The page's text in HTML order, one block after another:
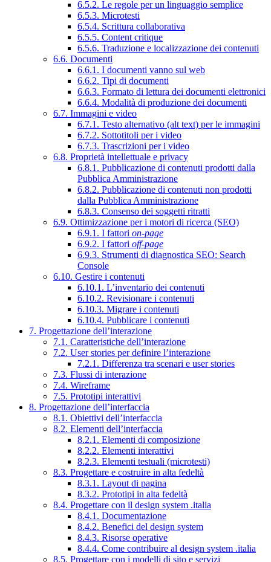
6.5.2. Le regole per un linguaggio semplice
6.5.3. Microtesti
6.5.4. Scrittura collaborativa
6.5.5. Content critique
6.5.6. Traduzione e localizzazione dei contenuti
6.6. Documenti
6.6.1. I documenti vanno sul web
6.6.2. Tipi di documenti
6.6.3. Formato di lettura dei documenti elettronici
6.6.4. Modalità di produzione dei documenti
6.7. Immagini e video
6.7.1. Testo alternativo (alt text) per le immagini
6.7.2. Sottotitoli per i video
6.7.3. Trascrizioni per i video
6.8. Proprietà intellettuale e privacy
6.8.1. Pubblicazione di contenuti prodotti dalla
Pubblica Amministrazione
6.8.2. Pubblicazione di contenuti non prodotti
dalla Pubblica Amministrazione
6.8.3. Consenso dei soggetti ritratti
6.9. Ottimizzazione per i motori di ricerca (SEO)
6.9.1. I fattori on-page
6.9.2. I fattori off-page
6.9.3. Strumenti di diagnostica SEO: Search
Console
6.10. Gestire i contenuti
6.10.1. L’inventario dei contenuti
6.10.2. Revisionare i contenuti
6.10.3. Migrare i contenuti
6.10.4. Pubblicare i contenuti
7. Progettazione dell’interazione
7.1. Caratteristiche dell’interazione
7.2. User stories per definire l’interazione
7.2.1. Differenza tra scenari e user stories
7.3. Flussi di interazione
7.4. Wireframe
7.5. Prototipi interattivi
8. Progettazione dell’interfaccia
8.1. Obiettivi dell’interfaccia
8.2. Elementi dell’interfaccia
8.2.1. Elementi di composizione
8.2.2. Elementi interattivi
8.2.3. Elementi testuali (microtesti)
8.3. Progettare e costruire in alta fedeltà
8.3.1. Layout di pagina
8.3.2. Prototipi in alta fedeltà
8.4. Progettare con il design system .italia
8.4.1. Documentazione
8.4.2. Benefici del design system
8.4.3. Risorse operative
8.4.4. Come contribuire al design system .italia
8.5. Progettare con i modelli di sito e servizi